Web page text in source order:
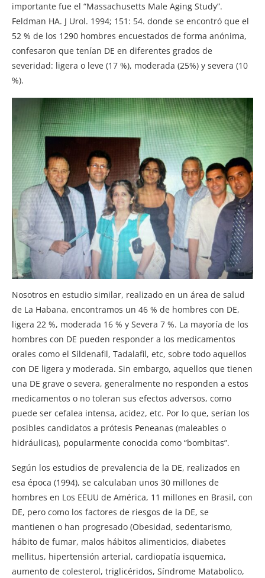
importante fue el “Massachusetts Male Aging Study”.
Feldman HA. J Urol. 1994; 151: 54. donde se encontró que el
52 % de los 1290 hombres encuestados de forma anónima,
confesaron que tenían DE en diferentes grados de
severidad: ligera o leve (17 %), moderada (25%) y severa (10
%).
Nosotros en estudio similar, realizado en un área de salud
de La Habana, encontramos un 46 % de hombres con DE,
ligera 22 %, moderada 16 % y Severa 7 %. La mayoría de los
hombres con DE pueden responder a los medicamentos
orales como el Sildenafil, Tadalafil, etc, sobre todo aquellos
con DE ligera y moderada. Sin embargo, aquellos que tienen
una DE grave o severa, generalmente no responden a estos
medicamentos o no toleran sus efectos adversos, como
puede ser cefalea intensa, acidez, etc. Por lo que, serían los
posibles candidatos a prótesis Peneanas (maleables o
hidráulicas), popularmente conocida como “bombitas”.
Según los estudios de prevalencia de la DE, realizados en
esa época (1994), se calculaban unos 30 millones de
hombres en Los EEUU de América, 11 millones en Brasil, con
DE, pero como los factores de riesgos de la DE, se
mantienen o han progresado (Obesidad, sedentarismo,
hábito de fumar, malos hábitos alimenticios, diabetes
mellitus, hipertensión arterial, cardiopatía isquemica,
aumento de colesterol, triglicéridos, Síndrome Matabolico,